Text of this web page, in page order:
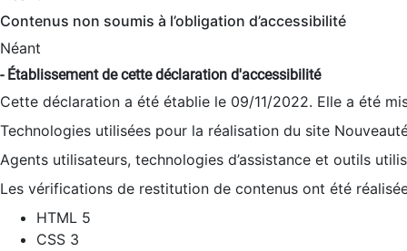
Contenus non soumis à l’obligation d’accessibilité
Néant
- Établissement de cette déclaration d'accessibilité
Cette déclaration a été établie le 09/11/2022. Elle a été
Technologies utilisées pour la réalisation du site
Agents utilisateurs, technologies d’assistance et outils
Les vérifications de restitution de contenus ont été
HTML 5
CSS 3